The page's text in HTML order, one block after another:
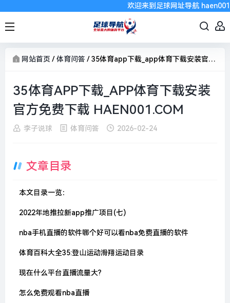
欢迎来到足球网址导航
网站首页 /体育问答 /35体育app下载_app体育下载安装官方免费下载 haen001.com
35体育APP下载_APP体育下载安装
官方免费下载 HAEN001.COM
李子说球 体育问答 2026-02-24
文章目录
本文目录一览：
2022年地推拉新app推广项目(七)
nba手机直播的软件哪个好可以看nba免费直播的软件
体育百科大全35:登山运动滑翔运动目录
现在什么平台直播流量大?
怎么免费观看nba直播